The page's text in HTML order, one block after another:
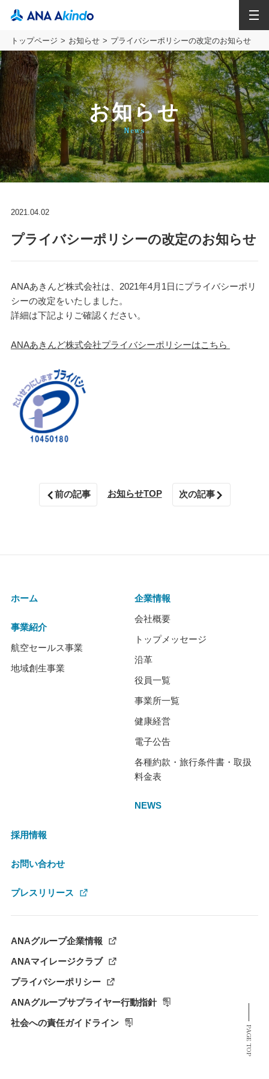
トップページ お知らせ プライバシーポリシーの改定のお知らせ
お知らせ
News
2021.04.02
プライバシーポリシーの改定のお知らせ
ANAあきんど株式会社は、2021年4月1日にプライバシーポリ
シーの改定をいたしました。
詳細は下記よりご確認ください。
ANAあきんど株式会社プライバシーポリシーはこちら
前の記事 お知らせTOP 次の記事
PAGE TOP
ホーム
事業紹介
航空セールス事業
地域創生事業
企業情報
会社概要
トップメッセージ
沿革
役員一覧
事業所一覧
健康経営
電子公告
各種約款・旅行条件書・取扱
料金表
NEWS
採用情報
お問い合わせ
プレスリリース
ANAグループ企業情報
ANAマイレージクラブ
プライバシーポリシー
ANAグループサプライヤー行動指針
社会への責任ガイドライン